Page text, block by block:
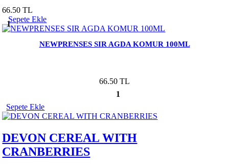
66.50 TL
1
Sepete Ekle
NEWPRENSES SIR AGDA KOMUR 100ML
66.50 TL
1
Sepete Ekle
DEVON CEREAL WITH
CRANBERRIES